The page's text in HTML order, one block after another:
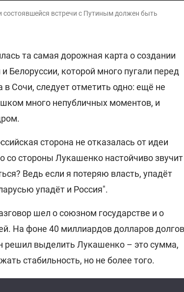
состоявшейся встречи с Путиным должен быть
та самая дорожная карта о создании
Белоруссии, которой много пугали перед
Сочи, следует отметить одно: ещё не
много непубличных моментов, и
сторона не отказалась от идеи
со стороны Лукашенко настойчиво звучит
Ведь если я потеряю власть, упадёт
упадёт и Россия".
шел о союзном государстве и о
На фоне 40 миллиардов долларов долгов
решил выделить Лукашенко – это сумма,
стабильность, но не более того.